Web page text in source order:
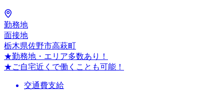
勤務地
面接地
栃木県佐野市高萩町
★勤務地・エリア多数あり！
★ご自宅近くで働くことも可能！
交通費支給